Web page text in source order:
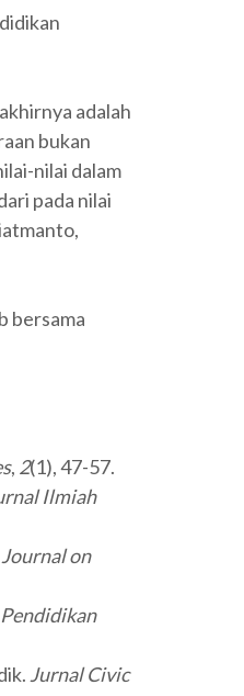
adalah
bukan
nilai dalam
pada nilai
bersama
, 2(1), 47-57.
Ilmiah
Journal on
Jurnal Civic